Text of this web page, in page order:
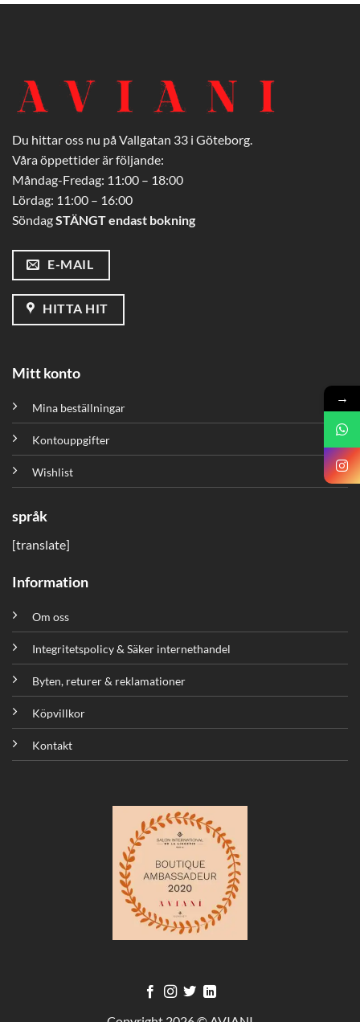
Du hittar oss nu på Vallgatan 33 i Göteborg.
Våra öppettider är följande:
Måndag-Fredag: 11:00 – 18:00
Lördag: 11:00 – 16:00
SöndagSTÄNGT endast bokning
E-MAIL
HITTA HIT
Mitt konto
Mina beställningar
Kontouppgifter
Wishlist
språk
[translate]
Information
Om oss
Integritetspolicy & Säker internethandel
Byten, returer & reklamationer
Köpvillkor
Kontakt
→